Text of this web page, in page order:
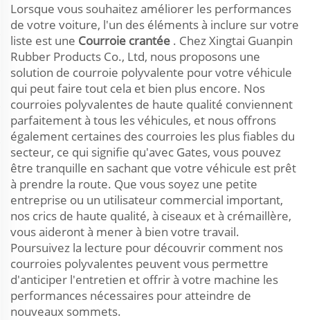
Lorsque vous souhaitez améliorer les performances
de votre voiture, l'un des éléments à inclure sur votre
liste est une Courroie crantée . Chez Xingtai Guanpin
Rubber Products Co., Ltd, nous proposons une
solution de courroie polyvalente pour votre véhicule
qui peut faire tout cela et bien plus encore. Nos
courroies polyvalentes de haute qualité conviennent
parfaitement à tous les véhicules, et nous offrons
également certaines des courroies les plus fiables du
secteur, ce qui signifie qu'avec Gates, vous pouvez
être tranquille en sachant que votre véhicule est prêt
à prendre la route. Que vous soyez une petite
entreprise ou un utilisateur commercial important,
nos crics de haute qualité, à ciseaux et à crémaillère,
vous aideront à mener à bien votre travail.
Poursuivez la lecture pour découvrir comment nos
courroies polyvalentes peuvent vous permettre
d'anticiper l'entretien et offrir à votre machine les
performances nécessaires pour atteindre de
nouveaux sommets.